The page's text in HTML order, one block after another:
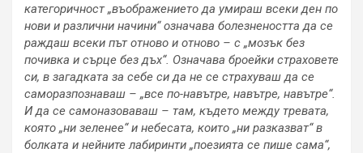
категоричност „въображението да умираш всеки ден по
нови и различни начини“ означава болезнеността да се
раждаш всеки път отново и отново – с „мозък без
почивка и сърце без дъх“. Означава броейки страховете
си, в загадката за себе си да не се страхуваш да се
саморазпознаваш – „все по-навътре, навътре, навътре“.
И да се самоназоваваш – там, където между тревата,
която „ни зеленее“ и небесата, които „ни разказват“ в
болката и нейните лабиринти „поезията се пише сама“,